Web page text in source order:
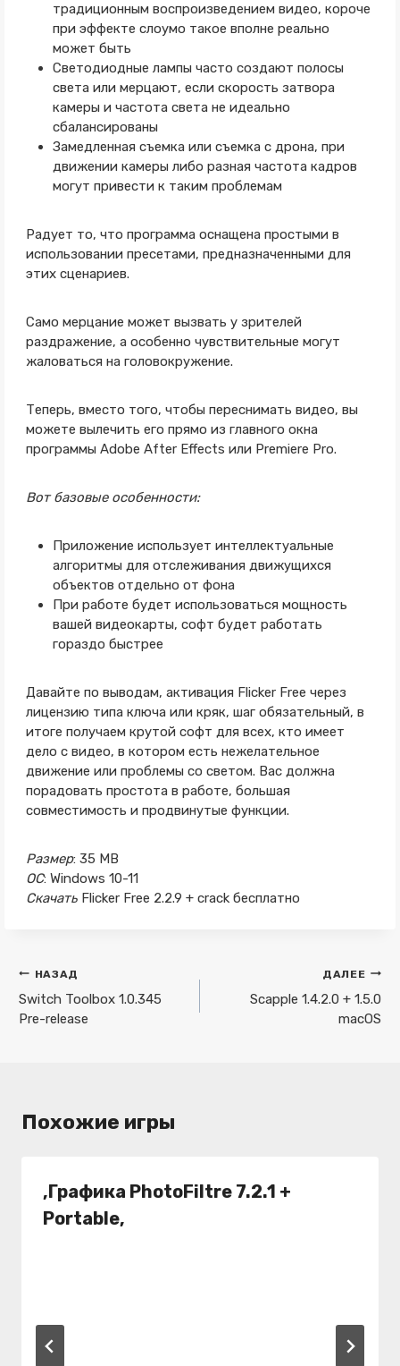
традиционным воспроизведением видео, короче
при эффекте слоумо такое вполне реально
может быть
Светодиодные лампы часто создают полосы
света или мерцают, если скорость затвора
камеры и частота света не идеально
сбалансированы
Замедленная съемка или съемка с дрона, при
движении камеры либо разная частота кадров
могут привести к таким проблемам
Радует то, что программа оснащена простыми в
использовании пресетами, предназначенными для
этих сценариев.
Само мерцание может вызвать у зрителей
раздражение, а особенно чувствительные могут
жаловаться на головокружение.
Теперь, вместо того, чтобы переснимать видео, вы
можете вылечить его прямо из главного окна
программы Adobe After Effects или Premiere Pro.
Вот базовые особенности:
Приложение использует интеллектуальные
алгоритмы для отслеживания движущихся
объектов отдельно от фона
При работе будет использоваться мощность
вашей видеокарты, софт будет работать
гораздо быстрее
Давайте по выводам, активация Flicker Free через
лицензию типа ключа или кряк, шаг обязательный, в
итоге получаем крутой софт для всех, кто имеет
дело с видео, в котором есть нежелательное
движение или проблемы со светом. Вас должна
порадовать простота в работе, большая
совместимость и продвинутые функции.
Размер: 35 MB
ОС: Windows 10-11
Скачать Flicker Free 2.2.9 + crack бесплатно
Навигация
по
записям
НАЗАД
Switch Toolbox 1.0.345
Pre-release
ДАЛЕЕ
Scapple 1.4.2.0 + 1.5.0
macOS
Похожие игры
,Графика PhotoFiltre 7.2.1 +
Portable,